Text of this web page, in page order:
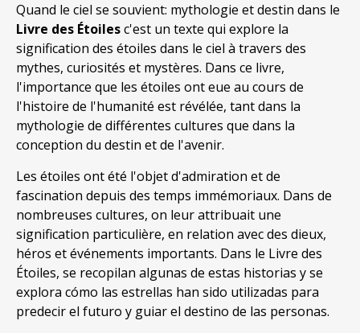
Quand le ciel se souvient: mythologie et destin dans le
Livre des Étoilesc'est un texte qui explore la
signification des étoiles dans le ciel à travers des
mythes, curiosités et mystères. Dans ce livre,
l'importance que les étoiles ont eue au cours de
l'histoire de l'humanité est révélée, tant dans la
mythologie de différentes cultures que dans la
conception du destin et de l'avenir.
Les étoiles ont été l'objet d'admiration et de
fascination depuis des temps immémoriaux. Dans de
nombreuses cultures, on leur attribuait une
signification particulière, en relation avec des dieux,
héros et événements importants. Dans le Livre des
Étoiles, se recopilan algunas de estas historias y se
explora cómo las estrellas han sido utilizadas para
predecir el futuro y guiar el destino de las personas.